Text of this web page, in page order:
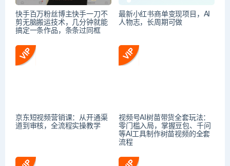
快手百万粉丝博主快手一刀不
剪无脑搬运技术，几分钟就能
搞定一条作品，条条过同框
最新小红书商单变现项目，AI
人物志，长周期可做
京东短视频营销课：从开通渠
道到审核，全流程实操教学
视频号AI树苗带货全套玩法：
零门槛入局，掌握豆包、千问
等AI工具制作树苗视频的全套
流程